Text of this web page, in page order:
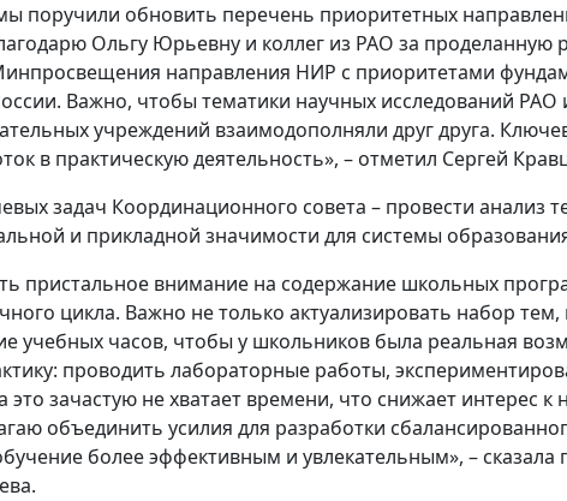
поручили обновить перечень приоритетных
Ольгу Юрьевну и коллег из РАО за проделанную
направления НИР с приоритетами
Важно, чтобы тематики научных исследований РАО
учреждений взаимодополняли друг друга.
в практическую деятельность», – отметил Сергей
задач Координационного совета – провести анализ
и прикладной значимости для системы
пристальное внимание на содержание школьных
цикла. Важно не только актуализировать набор тем,
учебных часов, чтобы у школьников была реальная
проводить лабораторные работы,
зачастую не хватает времени, что снижает интерес к
объединить усилия для разработки
более эффективным и увлекательным», – сказала